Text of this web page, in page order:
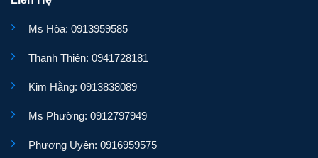
Ms Hòa: 0913959585
Thanh Thiên: 0941728181
Kim Hằng: 0913838089
Ms Phường: 0912797949
Phương Uyên: 0916959575